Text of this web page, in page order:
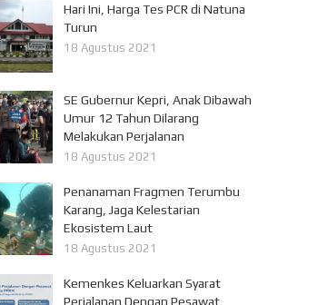
Hari Ini, Harga Tes PCR di Natuna
Turun
18 Agustus 2021
SE Gubernur Kepri, Anak Dibawah
Umur 12 Tahun Dilarang
Melakukan Perjalanan
18 Agustus 2021
Penanaman Fragmen Terumbu
Karang, Jaga Kelestarian
Ekosistem Laut
18 Agustus 2021
Kemenkes Keluarkan Syarat
Perjalanan Dengan Pesawat